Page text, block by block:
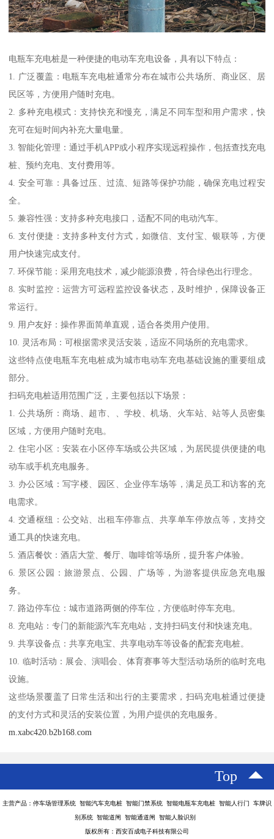
电瓶车充电桩是一种便捷的电动车充电设备，具有以下特点：
1. 广泛覆盖：电瓶车充电桩通常分布在城市公共场所、商业区、居
民区等，方便用户随时充电。
2. 多种充电模式：支持快充和慢充，满足不同车型和用户需求，快
充可在短时间内补充大量电量。
3. 智能化管理：通过手机APP或小程序实现远程操作，包括查找充电
桩、预约充电、支付费用等。
4. 安全可靠：具备过压、过流、短路等保护功能，确保充电过程安
全。
5. 兼容性强：支持多种充电接口，适配不同的电动汽车。
6. 支付便捷：支持多种支付方式，如微信、支付宝、银联等，方便
用户快速完成支付。
7. 环保节能：采用充电技术，减少能源浪费，符合绿色出行理念。
8. 实时监控：运营方可远程监控设备状态，及时维护，保障设备正
常运行。
9. 用户友好：操作界面简单直观，适合各类用户使用。
10. 灵活布局：可根据需求灵活安装，适应不同场所的充电需求。
这些特点使电瓶车充电桩成为城市电动车充电基础设施的重要组成
部分。
扫码充电桩适用范围广泛，主要包括以下场景：
1. 公共场所：商场、超市、、学校、机场、火车站、站等人员密集
区域，方便用户随时充电。
2. 住宅小区：安装在小区停车场或公共区域，为居民提供便捷的电
动车或手机充电服务。
3. 办公区域：写字楼、园区、企业停车场等，满足员工和访客的充
电需求。
4. 交通枢纽：公交站、出租车停靠点、共享单车停放点等，支持交
通工具的快速充电。
5. 酒店餐饮：酒店大堂、餐厅、咖啡馆等场所，提升客户体验。
6. 景区公园：旅游景点、公园、广场等，为游客提供应急充电服
务。
7. 路边停车位：城市道路两侧的停车位，方便临时停车充电。
8. 充电站：专门的新能源汽车充电站，支持扫码支付和快速充电。
9. 共享设备点：共享充电宝、共享电动车等设备的配套充电桩。
10. 临时活动：展会、演唱会、体育赛事等大型活动场所的临时充电
设施。
这些场景覆盖了日常生活和出行的主要需求，扫码充电桩通过便捷
的支付方式和灵活的安装位置，为用户提供的充电服务。
m.xabc420.b2b168.com
Top
主营产品：停车场管理系统 智能汽车充电桩 智能门禁系统 智能电瓶车充电桩 智能人行门 车牌识
别系统 智能道闸 智能通道闸 智能人脸识别
版权所有：西安百成电子科技有限公司